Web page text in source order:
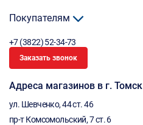
Покупателям
+7 (3822) 52-34-73
Заказать звонок
Адреса магазинов в г. Томск
ул. Шевченко, 44 ст. 46
пр-т Комсомольский, 7 ст. 6